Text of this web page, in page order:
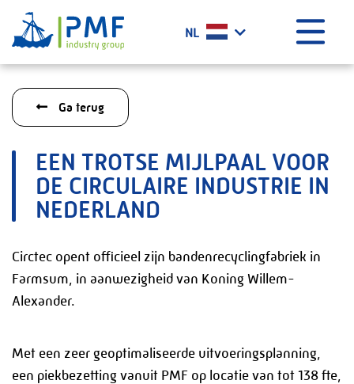
Menu
Wat doen wij?
Certificaten
Werken bij PMF
Projecten
Het laatste nieuws
Contact
PMF Industry Group Code of Conduct
Diensten
NL
Ga terug
EEN TROTSE MIJLPAAL VOOR
DE CIRCULAIRE INDUSTRIE IN
NEDERLAND
Circtec opent officieel zijn bandenrecyclingfabriek in
Farmsum, in aanwezigheid van Koning Willem-
Alexander.
Met een zeer geoptimaliseerde uitvoeringsplanning,
een piekbezetting vanuit PMF op locatie van tot 138 fte,